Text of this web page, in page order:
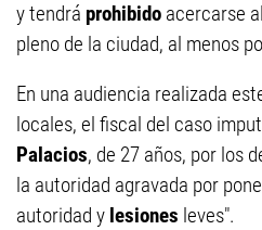
y tendrá prohibido acercarse
pleno de la ciudad, al menos
En una audiencia realizada
locales, el fiscal del caso
Palacios, de 27 años, por los
la autoridad agravada por
autoridad y lesiones leves".